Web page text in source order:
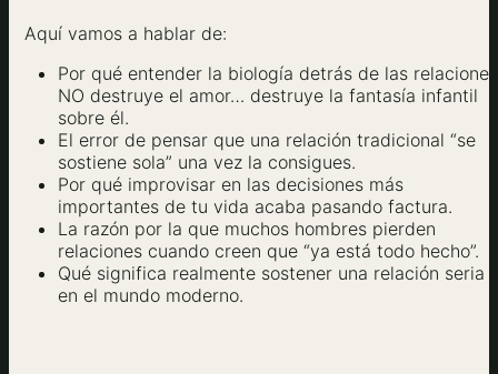
Aquí vamos a hablar de:
Por qué entender la biología detrás de las relaciones
NO destruye el amor… destruye la fantasía infantil
sobre él.
El error de pensar que una relación tradicional “se
sostiene sola” una vez la consigues.
Por qué improvisar en las decisiones más
importantes de tu vida acaba pasando factura.
La razón por la que muchos hombres pierden
relaciones cuando creen que “ya está todo hecho”.
Qué significa realmente sostener una relación seria
en el mundo moderno.